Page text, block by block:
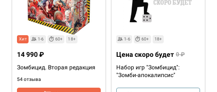
Хит 1-6 60+ 18+
Зомбицид. Вторая редакция
54 отзыва
14 990 ₽
1-6 60+ 18+
Набор игр "Зомбицид":
"Зомби-апокалипсис"
Цена скоро будет 0 ₽